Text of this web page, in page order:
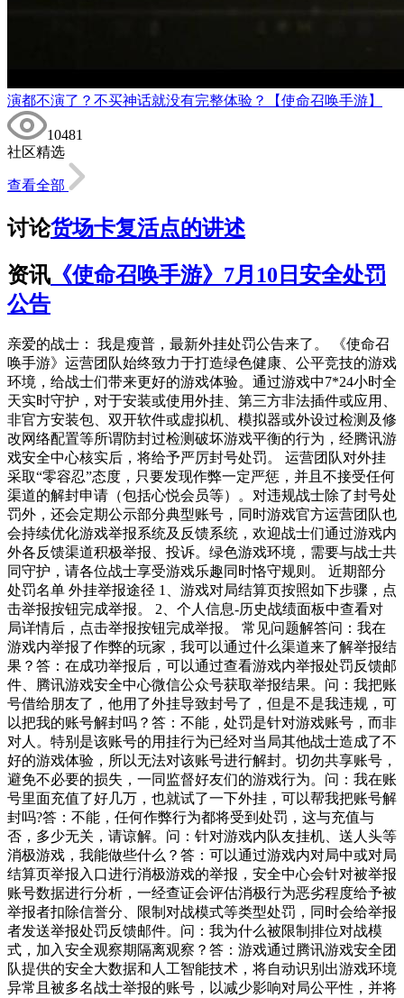
演都不演了？不买神话就没有完整体验？【使命召唤手游】
10481
社区精选
查看全部
讨论货场卡复活点的讲述
资讯 《使命召唤手游》7月10日安全处罚
公告
亲爱的战士： 我是瘦普，最新外挂处罚公告来了。 《使命召
唤手游》运营团队始终致力于打造绿色健康、公平竞技的游戏
环境，给战士们带来更好的游戏体验。通过游戏中7*24小时全
天实时守护，对于安装或使用外挂、第三方非法插件或应用、
非官方安装包、双开软件或虚拟机、模拟器或外设过检测及修
改网络配置等所谓防封过检测破坏游戏平衡的行为，经腾讯游
戏安全中心核实后，将给予严厉封号处罚。 运营团队对外挂
采取“零容忍”态度，只要发现作弊一定严惩，并且不接受任何
渠道的解封申请（包括心悦会员等）。对违规战士除了封号处
罚外，还会定期公示部分典型账号，同时游戏官方运营团队也
会持续优化游戏举报系统及反馈系统，欢迎战士们通过游戏内
外各反馈渠道积极举报、投诉。绿色游戏环境，需要与战士共
同守护，请各位战士享受游戏乐趣同时恪守规则。 近期部分
处罚名单 外挂举报途径 1、游戏对局结算页按照如下步骤，点
击举报按钮完成举报。 2、个人信息-历史战绩面板中查看对
局详情后，点击举报按钮完成举报。 常见问题解答问：我在
游戏内举报了作弊的玩家，我可以通过什么渠道来了解举报结
果？答：在成功举报后，可以通过查看游戏内举报处罚反馈邮
件、腾讯游戏安全中心微信公众号获取举报结果。问：我把账
号借给朋友了，他用了外挂导致封号了，但是不是我违规，可
以把我的账号解封吗？答：不能，处罚是针对游戏账号，而非
对人。特别是该账号的用挂行为已经对当局其他战士造成了不
好的游戏体验，所以无法对该账号进行解封。切勿共享账号，
避免不必要的损失，一同监督好友们的游戏行为。问：我在账
号里面充值了好几万，也就试了一下外挂，可以帮我把账号解
封吗?答：不能，任何作弊行为都将受到处罚，这与充值与
否，多少无关，请谅解。问：针对游戏内队友挂机、送人头等
消极游戏，我能做些什么？答：可以通过游戏内对局中或对局
结算页举报入口进行消极游戏的举报，安全中心会针对被举报
账号数据进行分析，一经查证会评估消极行为恶劣程度给予被
举报者扣除信誉分、限制对战模式等类型处罚，同时会给举报
者发送举报处罚反馈邮件。问：我为什么被限制排位对战模
式，加入安全观察期隔离观察？答：游戏通过腾讯游戏安全团
队提供的安全大数据和人工智能技术，将自动识别出游戏环境
异常且被多名战士举报的账号，以减少影响对局公平性，并将